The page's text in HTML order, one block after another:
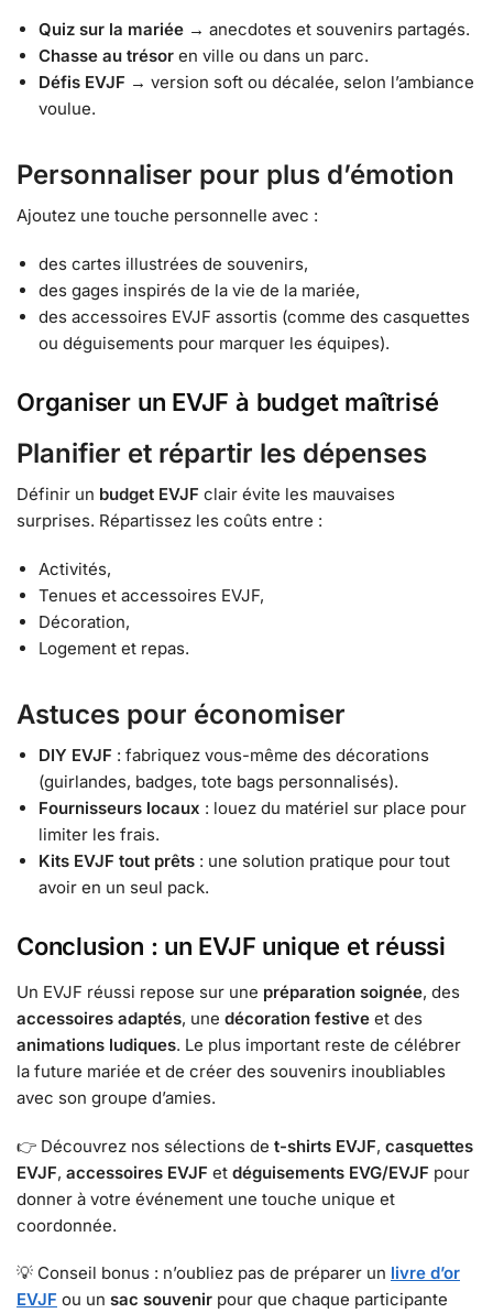
Quiz sur la mariée → anecdotes et souvenirs partagés.
Chasse au trésor en ville ou dans un parc.
Défis EVJF → version soft ou décalée, selon l’ambiance
voulue.
Personnaliser pour plus d’émotion
Ajoutez une touche personnelle avec :
des cartes illustrées de souvenirs,
des gages inspirés de la vie de la mariée,
des accessoires EVJF assortis (comme des casquettes
ou déguisements pour marquer les équipes).
Organiser un EVJF à budget maîtrisé
Planifier et répartir les dépenses
Définir un budget EVJF clair évite les mauvaises
surprises. Répartissez les coûts entre :
Activités,
Tenues et accessoires EVJF,
Décoration,
Logement et repas.
Astuces pour économiser
DIY EVJF : fabriquez vous-même des décorations
(guirlandes, badges, tote bags personnalisés).
Fournisseurs locaux : louez du matériel sur place pour
limiter les frais.
Kits EVJF tout prêts : une solution pratique pour tout
avoir en un seul pack.
Conclusion : un EVJF unique et réussi
Un EVJF réussi repose sur une préparation soignée, des
accessoires adaptés, une décoration festive et des
animations ludiques. Le plus important reste de célébrer
la future mariée et de créer des souvenirs inoubliables
avec son groupe d’amies.
👉 Découvrez nos sélections de t-shirts EVJF, casquettes
EVJF, accessoires EVJF et déguisements EVG/EVJF pour
donner à votre événement une touche unique et
coordonnée.
💡 Conseil bonus : n’oubliez pas de préparer un livre d’or
EVJF ou un sac souvenir pour que chaque participante